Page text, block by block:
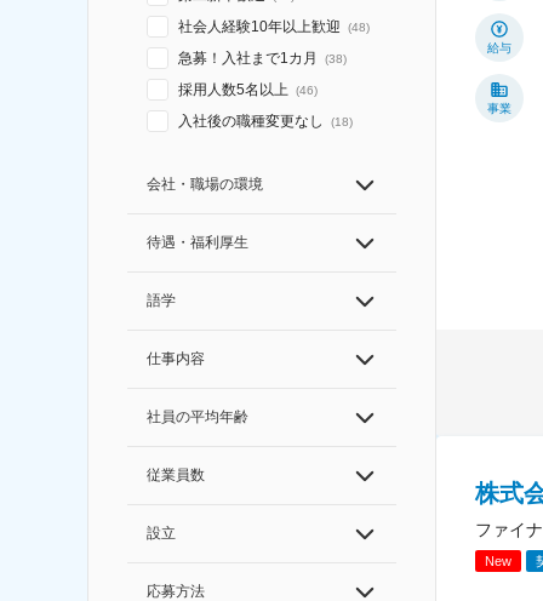
社会人経験10年以上歓迎 (48)
急募！入社まで1カ月 (38)
採用人数5名以上 (46)
入社後の職種変更なし (18)
会社・職場の環境
待遇・福利厚生
語学
仕事内容
社員の平均年齢
従業員数
設立
応募方法
給与
事業
株式
ファイ
New